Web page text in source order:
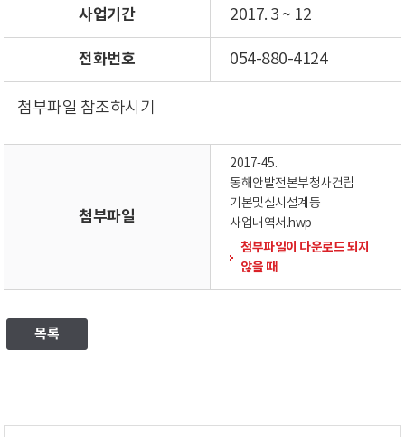
사업기간 2017. 3 ~ 12
전화번호 054-880-4124
첨부파일 참조하시기
첨부파일
2017-45.
동해안발전본부청사건립
기본및실시설계등
사업내역서.hwp
첨부파일이 다운로드 되지
않을 때
목록